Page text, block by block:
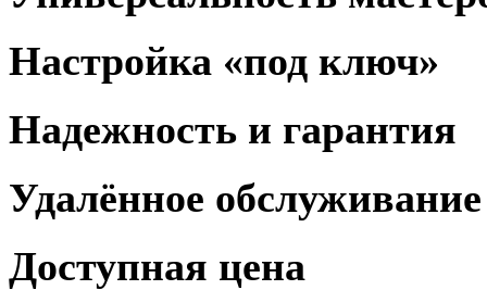
Настройка «под ключ»
Надежность и гарантия
Удалённое обслуживание
Доступная цена